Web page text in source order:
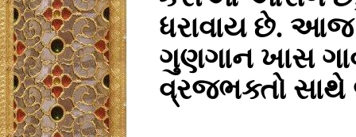
ધરાવાય છે. આજ
ગુણગાન ખાસ
વ્રજભક્તો સાથે